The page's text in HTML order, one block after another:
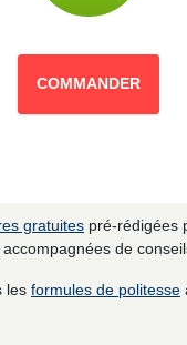
COMMANDER
gratuites pré-rédigées
de
les formules de politesse